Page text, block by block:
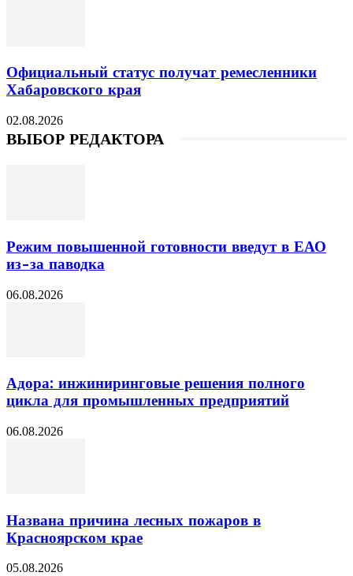
Официальный статус получат ремесленники
Хабаровского края
02.08.2026
ВЫБОР РЕДАКТОРА
Режим повышенной готовности введут в ЕАО
из-за паводка
06.08.2026
Адора: инжиниринговые решения полного
цикла для промышленных предприятий
06.08.2026
Названа причина лесных пожаров в
Красноярском крае
05.08.2026